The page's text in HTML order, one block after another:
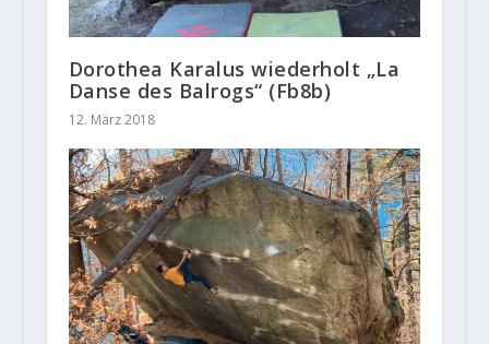
Dorothea Karalus wiederholt „La
Danse des Balrogs“ (Fb8b)
12. März 2018